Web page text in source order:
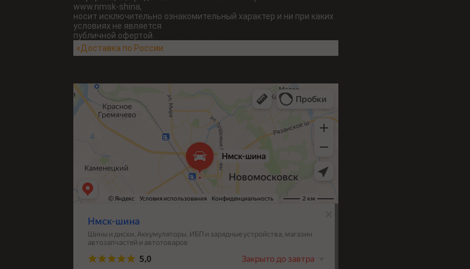
www.nmsk-shina,
носит исключительно ознакомительный характер и ни при каких
условиях не является
публичной офертой.
«Доставка по России